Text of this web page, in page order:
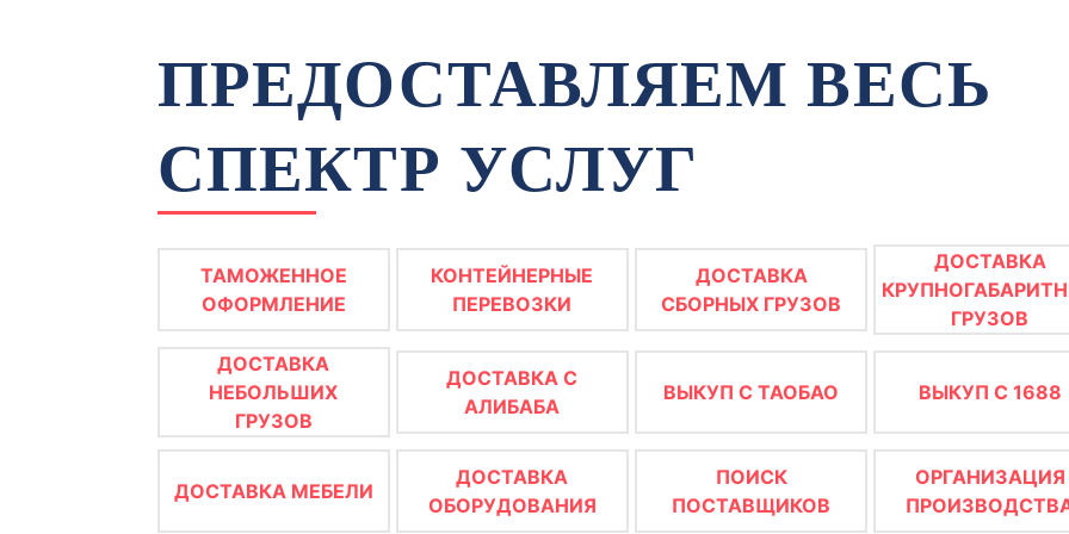
ПРЕДОСТАВЛЯЕМ ВЕСЬ
СПЕКТР УСЛУГ
ТАМОЖЕННОЕ
ОФОРМЛЕНИЕ
КОНТЕЙНЕРНЫЕ
ПЕРЕВОЗКИ
ДОСТАВКА
СБОРНЫХ ГРУЗОВ
ДОСТАВКА
ГРУЗОВ
ДОСТАВКА
НЕБОЛЬШИХ
ГРУЗОВ
ДОСТАВКА С
АЛИБАБА
ВЫКУП С ТАОБАО ВЫКУП С 1688
ДОСТАВКА МЕБЕЛИ
ДОСТАВКА
ОБОРУДОВАНИЯ
ПОИСК
ПОСТАВЩИКОВ
ОРГАНИЗАЦИЯ